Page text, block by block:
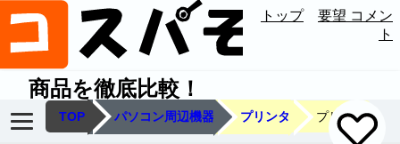
トップ
要望 コメン
ト
商品を徹底比較！
TOP パソコン周辺機器 プリンタ プリンタ